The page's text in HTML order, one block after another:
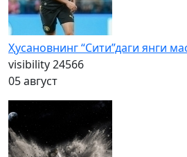
Ҳусановнинг “Сити”даги янги
visibility24566
05 август